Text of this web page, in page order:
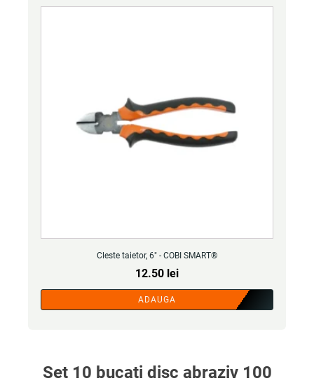
Cleste taietor, 6" - COBI SMART®
12.50 lei
ADAUGA
Set 10 bucati disc abraziv 100